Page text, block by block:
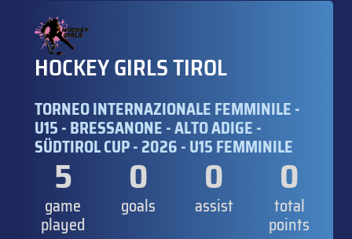
HOCKEY GIRLS TIROL
TORNEO INTERNAZIONALE FEMMINILE -
U15 - BRESSANONE - ALTO ADIGE -
SÜDTIROL CUP - 2026 - U15 FEMMINILE
5
game
played
0
goals
0
assist
0
total
points